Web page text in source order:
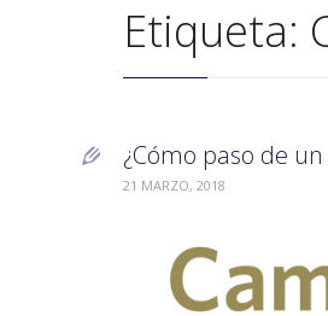
Etiqueta:
 ¿Cómo paso de
21 MARZO, 2018